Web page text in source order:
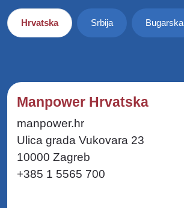
Hrvatska Srbija Bugarska
Manpower Hrvatska
manpower.hr
Ulica grada Vukovara 23
10000 Zagreb
+385 1 5565 700